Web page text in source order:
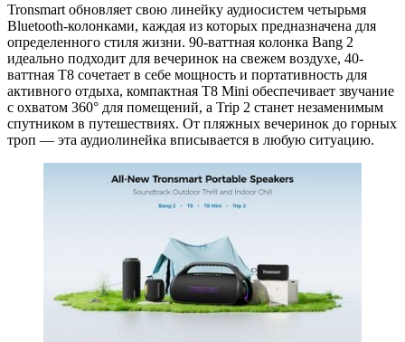
Tronsmart обновляет свою линейку аудиосистем четырьмя
Bluetooth-колонками, каждая из которых предназначена для
определенного стиля жизни. 90-ваттная колонка Bang 2
идеально подходит для вечеринок на свежем воздухе, 40-
ваттная T8 сочетает в себе мощность и портативность для
активного отдыха, компактная T8 Mini обеспечивает звучание
с охватом 360° для помещений, а Trip 2 станет незаменимым
спутником в путешествиях. От пляжных вечеринок до горных
троп — эта аудиолинейка вписывается в любую ситуацию.